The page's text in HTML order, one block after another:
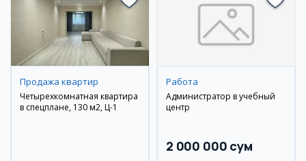
Продажа квартир
Четырехкомнатная квартира
в спецплане, 130 м2, Ц-1
Работа
Администратор в учебный
центр
2 000 000 сум